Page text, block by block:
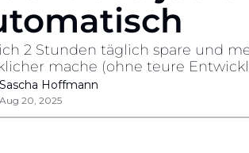
2 Stunden täglich spare und
mache (ohne teure
Sascha Hoffmann
Aug 20, 2025